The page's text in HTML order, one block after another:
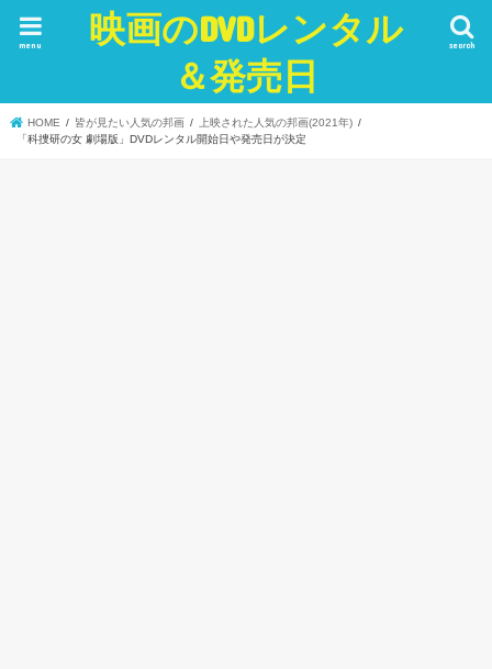
映画のDVDレンタル
＆発売日
search
menu
HOME 皆が見たい人気の邦画
上映された人気の邦画(2021年)
「科捜研の女 劇場版」DVDレンタル開始日や発売日が決定